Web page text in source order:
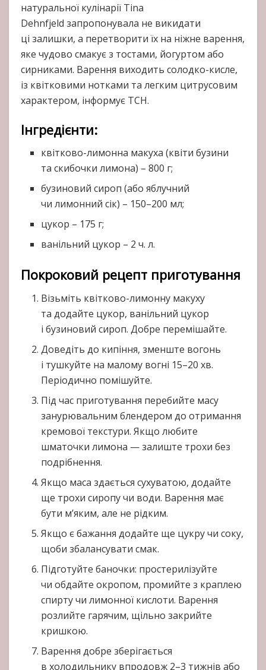
натуральної кулінарії Tina
Dehnfjeld запропонувала не викидати
ці залишки, а перетворити їх на ніжне варення,
яке чудово смакує з тостами, йогуртом або
сирниками. Варення виходить солодко-кисле,
із квітковими нотками та легким цитрусовим
характером, інформує ТСН.
Інгредієнти:
квітково-лимонна макуха (квіти бузини
та скибочки лимона) – 800 г;
бузиновий сироп (або яблучний
чи лимонний сік) – 150–200 мл;
цукор – 175 г;
ванільний цукор – 2 ч. л.
Покроковий рецепт приготування
Візьміть квітково-лимонну макуху
та додайте цукор, ванільний цукор
і бузиновий сироп. Добре перемішайте.
Доведіть до кипіння, зменште вогонь
і тушкуйте на малому вогні 15–20 хв.
Періодично помішуйте.
Під час приготування перебийте масу
занурювальним блендером до отримання
кремової текстури. Якщо любите
шматочки лимона — залиште трохи без
подрібнення.
Якщо маса здається сухуватою, додайте
ще трохи сиропу чи води. Варення має
бути м’яким, але не рідким.
Якщо є бажання додайте ще цукру чи соку,
щоби збалансувати смак.
Підготуйте баночки: простерилізуйте
чи обдайте окропом, промийте з краплею
спирту чи лимонної кислоти. Варення
розлийте гарячим, щільно закрийте
кришкою.
Варення добре зберігається
в холодильнику впродовж 2–3 тижнів або